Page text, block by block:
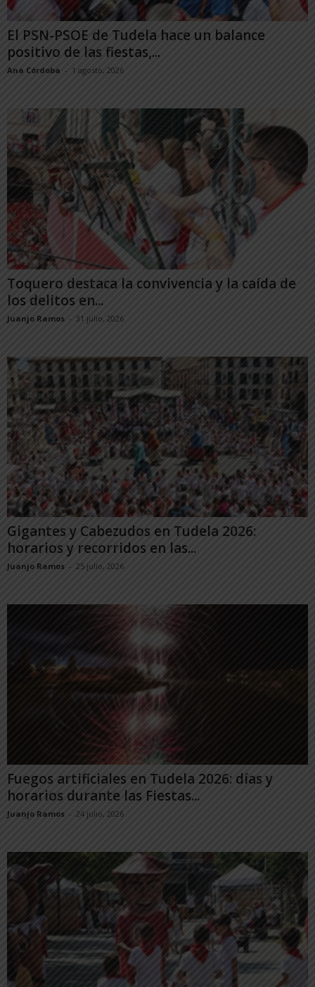
El PSN-PSOE de Tudela hace un balance
positivo de las fiestas,...
Ana Córdoba - 1 agosto, 2026
Toquero destaca la convivencia y la caída de
los delitos en...
Juanjo Ramos - 31 julio, 2026
Gigantes y Cabezudos en Tudela 2026:
horarios y recorridos en las...
Juanjo Ramos - 25 julio, 2026
Fuegos artificiales en Tudela 2026: días y
horarios durante las Fiestas...
Juanjo Ramos - 24 julio, 2026